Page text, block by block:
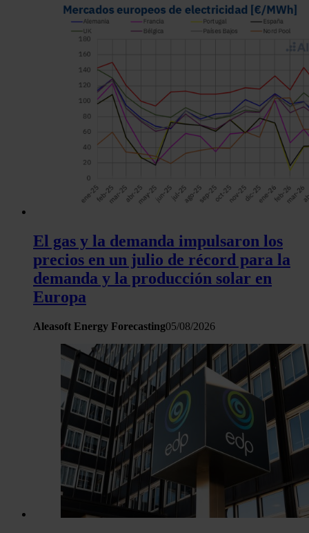
análisis web, quienes pueden combinarla con otra
haya proporcionado o que hayan recopilado a partir del uso
hecho de sus servicios.
El gas y la demanda impulsaron los
precios en un julio de récord para la
demanda y la producción solar en
Europa
Aleasoft Energy Forecasting05/08/2026